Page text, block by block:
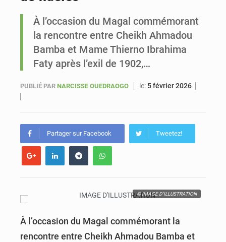
Sénégal : Ousmane Diagne prêtera serment le 11 août comme président du Conseil constitutionnel
À l’occasion du Magal commémorant
la rencontre entre Cheikh Ahmadou
Bamba et Mame Thierno Ibrahima
Faty après l’exil de 1902,…
PUBLIÉ PAR NARCISSE OUEDRAOGO le: 5 février 2026
Partager sur Facebook Tweetez!
© IMAGE D'ILLUSTRATION
À l’occasion du Magal commémorant la
rencontre entre Cheikh Ahmadou Bamba et